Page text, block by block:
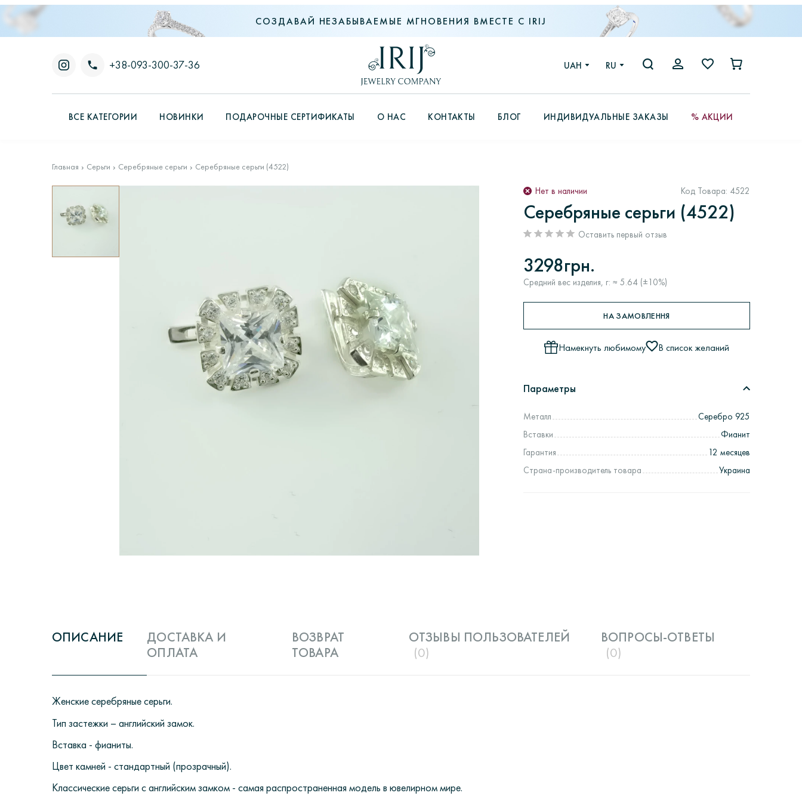
СОЗДАВАЙ НЕЗАБЫВАЕМЫЕ МГНОВЕНИЯ ВМЕСТЕ С IRIJ
+38-093-300-37-36 UAH RU
ВСЕ КАТЕГОРИИ НОВИНКИ ПОДАРОЧНЫЕ СЕРТИФИКАТЫ О НАС КОНТАКТЫ БЛОГ ИНДИВИДУАЛЬНЫЕ ЗАКАЗЫ % АКЦИИ
Главная Серьги Серебряные серьги Серебряные серьги (4522)
Нет в наличии Код Товара: 4522
Серебряные серьги (4522)
Оставить первый отзыв
3298грн.
Средний вес изделия, г: ≈ 5.64 (±10%)
НА ЗАМОВЛЕННЯ
Намекнуть любимому В список желаний
Параметры
Металл
Серебро 925
Вставки
Фианит
Гарантия
12 месяцев
Страна-производитель товара
Украина
ОПИСАНИЕ
ДОСТАВКА И
ОПЛАТА
ВОЗВРАТ
ТОВАРА
ОТЗЫВЫ ПОЛЬЗОВАТЕЛЕЙ
(0)
ВОПРОСЫ-ОТВЕТЫ
(0)
Женские серебряные серьги.
Тип застежки – английский замок.
Вставка - фианиты.
Цвет камней - стандартный (прозрачный).
Классические серьги с английским замком - самая распространенная модель в ювелирном мире.